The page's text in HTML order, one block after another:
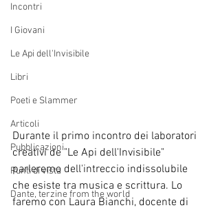
Incontri
I Giovani
Le Api dell'Invisibile
Libri
Poeti e Slammer
Articoli
Pubblicazioni
Punti di vista
Dante, terzine from the world
Durante il primo incontro dei laboratori
creativi de "Le Api dell'Invisibile"
parleremo dell'intreccio indissolubile
che esiste tra musica e scrittura. Lo
faremo con Laura Bianchi, docente di